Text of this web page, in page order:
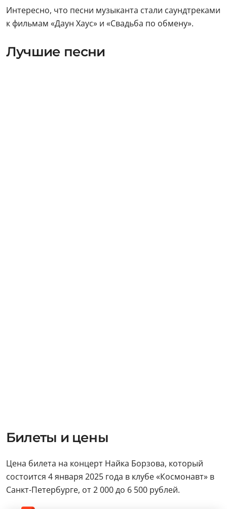
Интересно, что песни музыканта стали саундтреками
к фильмам «Даун Хаус» и «Свадьба по обмену».
Лучшие песни
Билеты и цены
Цена билета на концерт Найка Борзова, который
состоится 4 января 2025 года в клубе «Космонавт» в
Санкт-Петербурге, от 2 000 до 6 500 рублей.